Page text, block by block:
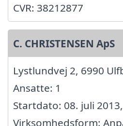
CVR: 38212877
C. CHRISTENSEN ApS
Lystlundvej 2, 6990
Ansatte: 1
Startdato: 08. juli 2013,
Virksomhedsform: